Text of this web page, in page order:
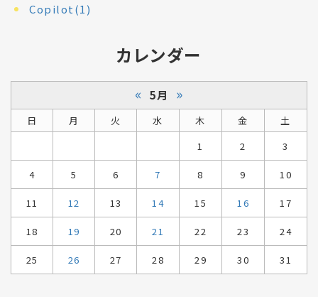
Copilot(1)
カレンダー
« 5月 »
日 月 火 水 木 金
土
1
2 3
4 5 6 7 8 9 10
11 12 13 14 15 16 17
18 19 20 21 22 23 24
25 26 27 28 29 30 31